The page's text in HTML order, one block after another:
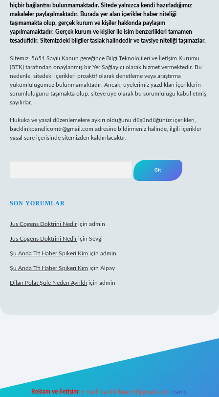
hiçbir bağlantısı bulunmamaktadır. Sitede yalnızca kendi hazırladığımız
makaleler paylaşılmaktadır. Burada yer alan içerikler haber niteliği
taşımamakta olup, gerçek kurum ve kişiler hakkında paylaşım
yapılmamaktadır. Gerçek kurum ve kişiler ile isim benzerlikleri tamamen
tesadüfidir. Sitemizdeki bilgiler taslak halindedir ve tavsiye niteliği taşımazlar.
Sitemiz, 5651 Sayılı Kanun gereğince Bilgi Teknolojileri ve İletişim Kurumu
(BTK) tarafından onaylanmış bir Yer Sağlayıcı olarak hizmet vermektedir. Bu
nedenle, sitedeki içerikleri proaktif olarak denetleme veya araştırma
yükümlülüğümüz bulunmamaktadır. Ancak, üyelerimiz yazdıkları içeriklerin
sorumluluğunu taşımakta olup, siteye üye olarak bu sorumluluğu kabul etmiş
sayılırlar.
Hukuka ve yasal düzenlemelere aykırı olduğunu düşündüğünüz içerikleri,
backlinkpanelicomtr@gmail.com adresine bildirmeniz halinde, ilgili içerikler
yasal süre içerisinde sitemizden kaldırılacaktır.
SON YORUMLAR
Jus Cogens Doktrini Nediriçin admin
Jus Cogens Doktrini Nediriçin Sevgi
Şu Anda Trt Haber Spikeri Kim için admin
Şu Anda Trt Haber Spikeri Kim için Alpay
Dilan Polat Şule Neden Ayrıldı için admin
Reklam ve İletişim: E-mail: backlinkpaneli@gmail.com Teams: